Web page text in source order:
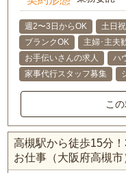
週2〜3日からOK 土日
ブランクOK
主婦･主夫
お手伝いさんの求人
ハ
家事代行スタッフ募集
こ
高槻駅から徒歩15分
お仕事（大阪府高槻市